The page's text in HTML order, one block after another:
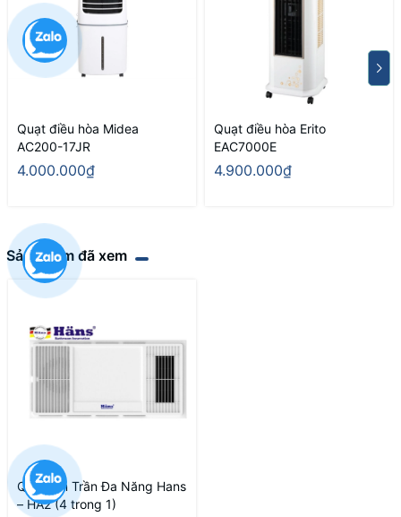
Quạt điều hòa Midea
AC200-17JR
4.000.000₫
Quạt điều hòa Erito
EAC7000E
4.900.000₫
Sản phẩm đã xem
Quạt Âm Trần Đa Năng Hans
– HA2 (4 trong 1)